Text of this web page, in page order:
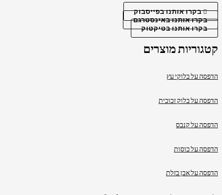
בקרו אותנו בפייסבוק
בקרו אותנו באינסטרגם
בקרו אותנו בטיקטוק
קטגוריות מוצרים
הדפסה על בלוקי עץ
הדפסה על בלוק זכוכית
הדפסה על קנבס
הדפסה על כוסות
הדפסה על אבן בזלת